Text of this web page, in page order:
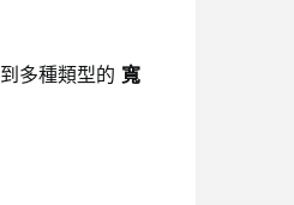
多種類型的 寬